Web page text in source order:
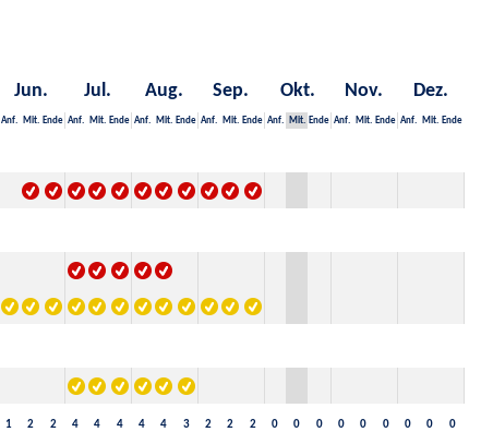
Jun. Jul. Aug. Sep. Okt. Nov. Dez.
Anf. Mit. Ende Anf. Mit. Ende Anf. Mit. Ende Anf. Mit. Ende Anf. Mit. Ende Anf. Mit. Ende Anf. Mit. Ende
1 2 2 4 4 4 4 4 3 2 2 2 0 0 0 0 0 0 0 0 0